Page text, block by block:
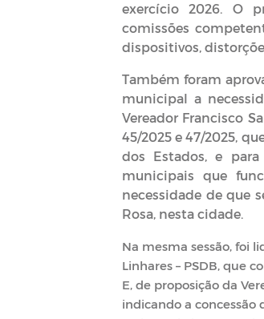
exercício 2026. O
comissões
dispositivos,
Também foram
municipal a
Vereador Francisco
45/2025 e 47/2025,
dos Estados, e
municipais que
necessidade de que
Rosa, nesta cidade.
Na mesma sessão, foi
Linhares – PSDB, que
E, de proposição da
indicando a concessão